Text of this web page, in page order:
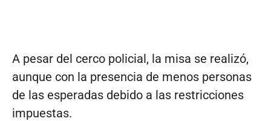
A pesar del cerco policial, la misa se realizó,
aunque con la presencia de menos personas
de las esperadas debido a las restricciones
impuestas.